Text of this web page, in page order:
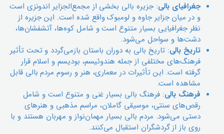
جغرافیای بالی: جزیره بالی بخشی از مجمع‌الجزایر اندونزی است
و در میان جزایر جاوه و لومبوک واقع شده است. این جزیره از
نظر جغرافیایی بسیار متنوع است و شامل کوه‌ها، آتشفشان‌ها،
دشت‌ها و سواحل می‌شود.
تاریخ بالی: تاریخ بالی به دوران باستان بازمی‌گردد و تحت تأثیر
فرهنگ‌های مختلفی از جمله هندوئیسم، بودیسم و ​​اسلام قرار
گرفته است. این تأثیرات در معماری، هنر و رسوم مردم بالی قابل
مشاهده است.
فرهنگ بالی: فرهنگ بالی بسیار غنی و متنوع است و شامل
رقص‌های سنتی، موسیقی گاملان، مراسم مذهبی و هنرهای
دستی می‌شود. مردم بالی بسیار مهمان‌نواز و مهربان هستند و با
روی باز از گردشگران استقبال می‌کنند.